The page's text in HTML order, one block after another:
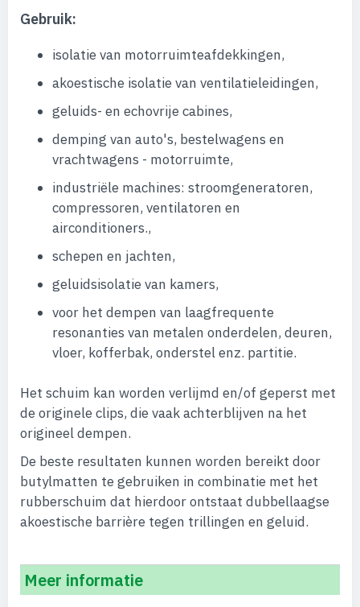
Gebruik:
isolatie van motorruimteafdekkingen,
akoestische isolatie van ventilatieleidingen,
geluids- en echovrije cabines,
demping van auto's, bestelwagens en
vrachtwagens - motorruimte,
industriële machines: stroomgeneratoren,
compressoren, ventilatoren en
airconditioners.,
schepen en jachten,
geluidsisolatie van kamers,
voor het dempen van laagfrequente
resonanties van metalen onderdelen, deuren,
vloer, kofferbak, onderstel enz. partitie.
Het schuim kan worden verlijmd en/of geperst met
de originele clips, die vaak achterblijven na het
origineel dempen.
De beste resultaten kunnen worden bereikt door
butylmatten te gebruiken in combinatie met het
rubberschuim dat hierdoor ontstaat dubbellaagse
akoestische barrière tegen trillingen en geluid.
Meer informatie